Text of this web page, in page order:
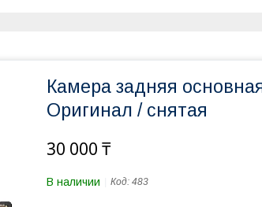
Камера задняя
Оригинал / снятая
30 000 ₸
В наличии Код: 483